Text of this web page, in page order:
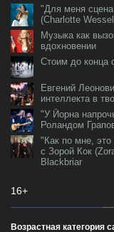
"Для меня
(Charlotte
Музыка как
вдохновении
Стоим до конца
Евгений
интеллекта в
"У Йорна
Роландом
"Как по мне,
с Зорой Кок
Blackbriar
16+
Возрастная категория